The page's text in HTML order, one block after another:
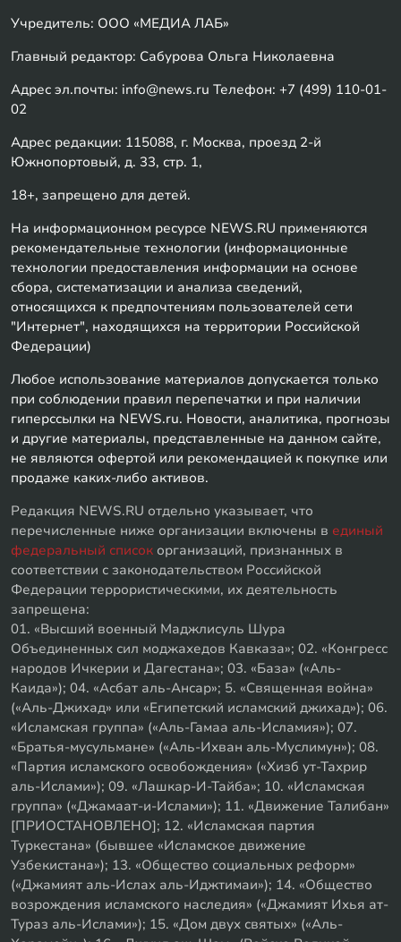
Учредитель: ООО «МЕДИА ЛАБ»
Главный редактор: Сабурова Ольга Николаевна
Адрес эл.почты: info@news.ru Телефон: +7 (499) 110-01-
02
Адрес редакции: 115088, г. Москва, проезд 2-й
Южнопортовый, д. 33, стр. 1,
18+, запрещено для детей.
На информационном ресурсе NEWS.RU применяются
рекомендательные технологии (информационные
технологии предоставления информации на основе
сбора, систематизации и анализа сведений,
относящихся к предпочтениям пользователей сети
"Интернет", находящихся на территории Российской
Федерации)
Любое использование материалов допускается только
при соблюдении правил перепечатки и при наличии
гиперссылки на NEWS.ru. Новости, аналитика, прогнозы
и другие материалы, представленные на данном сайте,
не являются офертой или рекомендацией к покупке или
продаже каких-либо активов.
Редакция NEWS.RU отдельно указывает, что
перечисленные ниже организации включены в единый
федеральный список организаций, признанных в
соответствии с законодательством Российской
Федерации террористическими, их деятельность
запрещена:
01. «Высший военный Маджлисуль Шура
Объединенных сил моджахедов Кавказа»; 02. «Конгресс
народов Ичкерии и Дагестана»; 03. «База» («Аль-
Каида»); 04. «Асбат аль-Ансар»; 5. «Священная война»
(«Аль-Джихад» или «Египетский исламский джихад»); 06.
«Исламская группа» («Аль-Гамаа аль-Исламия»); 07.
«Братья-мусульмане» («Аль-Ихван аль-Муслимун»); 08.
«Партия исламского освобождения» («Хизб ут-Тахрир
аль-Ислами»); 09. «Лашкар-И-Тайба»; 10. «Исламская
группа» («Джамаат-и-Ислами»); 11. «Движение Талибан»
[ПРИОСТАНОВЛЕНО]; 12. «Исламская партия
Туркестана» (бывшее «Исламское движение
Узбекистана»); 13. «Общество социальных реформ»
(«Джамият аль-Ислах аль-Иджтимаи»); 14. «Общество
возрождения исламского наследия» («Джамият Ихья ат-
Тураз аль-Ислами»); 15. «Дом двух святых» («Аль-